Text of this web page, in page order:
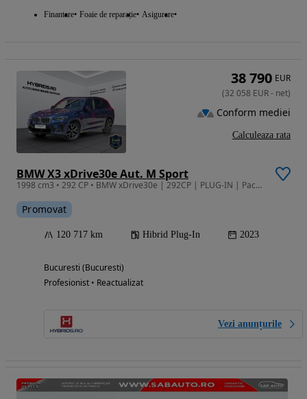
Finantare Foaie de reparație Asigurare
BMW X3 xDrive30e Aut. M Sport
1998 cm3 • 292 CP • BMW xDrive30e | 292CP | PLUG-IN | PachetM | 4x4 | Garantie | Finantare
Promovat
120 717 km Hibrid Plug-In 2023
Bucuresti (Bucuresti)
Profesionist • Reactualizat
Vezi anunțurile
38 790 EUR
(32 058 EUR- net)
Conform mediei
Calculeaza rata